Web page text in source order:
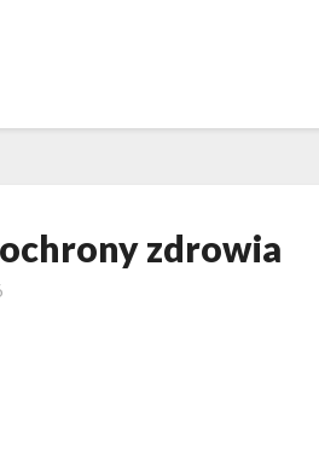
zdrowia